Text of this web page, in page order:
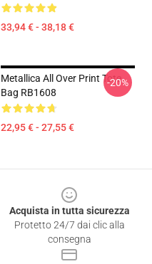
33,94 € - 38,18 €
Metallica All Over Print Tote
Bag RB1608
22,95 € - 27,55 €
-20%
Acquista in tutta sicurezza
Protetto 24/7 dai clic alla
consegna